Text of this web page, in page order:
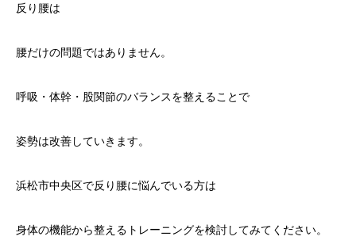
反り腰は
腰だけの問題ではありません。
呼吸・体幹・股関節のバランスを整えることで
姿勢は改善していきます。
浜松市中央区で反り腰に悩んでいる方は
身体の機能から整えるトレーニングを検討してみてください。